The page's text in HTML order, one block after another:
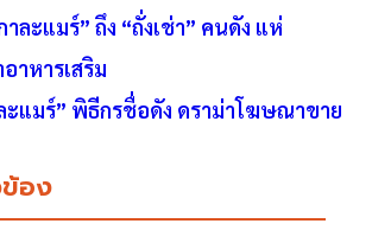
ละแมร์” ถึง “ถั่งเช่า” คนดัง แห่
าหารเสริม
ะแมร์” พิธีกรชื่อดัง ดราม่าโฆษณาขาย
อง